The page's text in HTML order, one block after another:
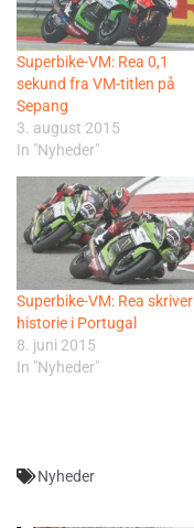
Superbike-VM: Rea 0,1
sekund fra VM-titlen på
Sepang
3. august 2015
In "Nyheder"
Superbike-VM: Rea skriver
historie i Portugal
8. juni 2015
In "Nyheder"
Nyheder